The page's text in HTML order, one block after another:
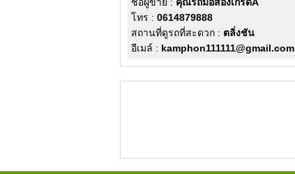
โทร : 0614879888
สถานที่ดูรถที่สะดวก : ตลิ่งชัน
อีเมล์ : kamphon111111@gmail.com